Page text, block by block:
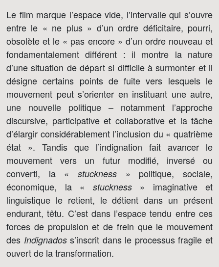
Le film marque l’espace vide, l’intervalle qui s’ouvre
entre le « ne plus » d’un ordre déficitaire, pourri,
obsolète et le « pas encore » d’un ordre nouveau et
fondamentalement différent : il montre la nature
d’une situation de départ si difficile à surmonter et il
désigne certains points de fuite vers lesquels le
mouvement peut s’orienter en instituant une autre,
une nouvelle politique – notamment l’approche
discursive, participative et collaborative et la tâche
d’élargir considérablement l’inclusion du « quatrième
état ». Tandis que l’indignation fait avancer le
mouvement vers un futur modifié, inversé ou
converti, la « stuckness » politique, sociale,
économique, la « stuckness» imaginative et
linguistique le retient, le détient dans un présent
endurant, têtu. C’est dans l’espace tendu entre ces
forces de propulsion et de frein que le mouvement
des Indignadoss’inscrit dans le processus fragile et
ouvert de la transformation.